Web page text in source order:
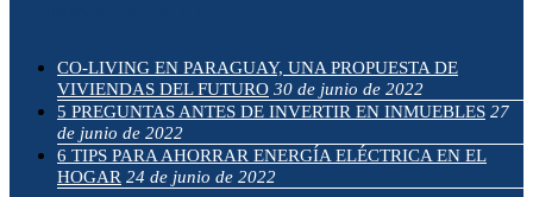
CO-LIVING EN PARAGUAY, UNA PROPUESTA DE
VIVIENDAS DEL FUTURO 30 de junio de 2022
5 PREGUNTAS ANTES DE INVERTIR EN INMUEBLES 27
de junio de 2022
6 TIPS PARA AHORRAR ENERGÍA ELÉCTRICA EN EL
HOGAR 24 de junio de 2022